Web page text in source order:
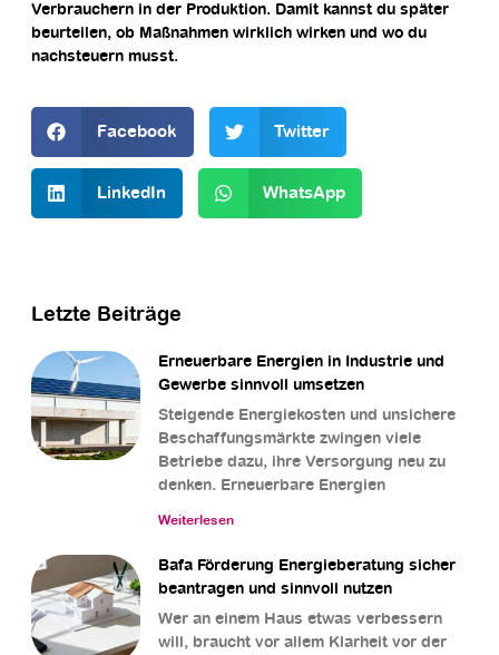
Verbrauchern in der Produktion. Damit kannst du später
beurteilen, ob Maßnahmen wirklich wirken und wo du
nachsteuern musst.
Facebook Twitter
LinkedIn WhatsApp
Letzte Beiträge
Erneuerbare Energien in Industrie und
Gewerbe sinnvoll umsetzen
Steigende Energiekosten und unsichere
Beschaffungsmärkte zwingen viele
Betriebe dazu, ihre Versorgung neu zu
denken. Erneuerbare Energien
Weiterlesen
Bafa Förderung Energieberatung sicher
beantragen und sinnvoll nutzen
Wer an einem Haus etwas verbessern
will, braucht vor allem Klarheit vor der